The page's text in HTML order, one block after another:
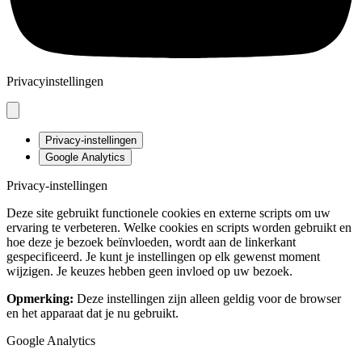
Privacyinstellingen
Privacy-instellingen
Google Analytics
Privacy-instellingen
Deze site gebruikt functionele cookies en externe scripts om uw
ervaring te verbeteren. Welke cookies en scripts worden gebruikt en
hoe deze je bezoek beïnvloeden, wordt aan de linkerkant
gespecificeerd. Je kunt je instellingen op elk gewenst moment
wijzigen. Je keuzes hebben geen invloed op uw bezoek.
Opmerking: Deze instellingen zijn alleen geldig voor de browser
en het apparaat dat je nu gebruikt.
Google Analytics